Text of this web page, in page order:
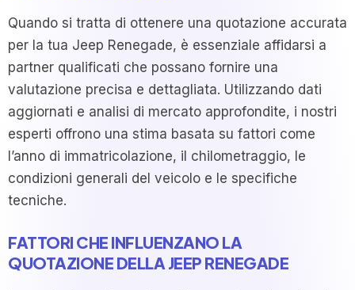
Quando si tratta di ottenere una quotazione accurata
per la tua Jeep Renegade, è essenziale affidarsi a
partner qualificati che possano fornire una
valutazione precisa e dettagliata. Utilizzando dati
aggiornati e analisi di mercato approfondite, i nostri
esperti offrono una stima basata su fattori come
l’anno di immatricolazione, il chilometraggio, le
condizioni generali del veicolo e le specifiche
tecniche.
FATTORI CHE INFLUENZANO LA
QUOTAZIONE DELLA JEEP RENEGADE